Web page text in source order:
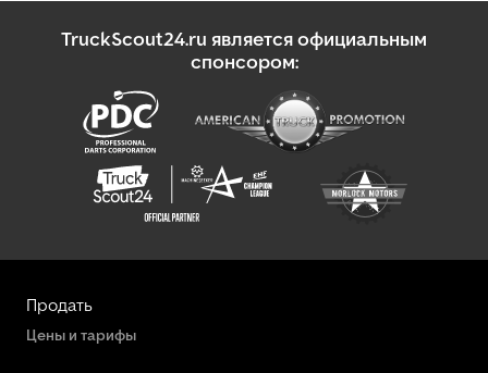
TruckScout24.ru является официальным
спонсором:
Продать
Цены и тарифы